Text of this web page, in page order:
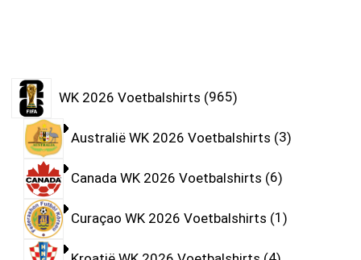
WK 2026 Voetbalshirts 965
Australië WK 2026 Voetbalshirts 3
Canada WK 2026 Voetbalshirts 6
Curaçao WK 2026 Voetbalshirts 1